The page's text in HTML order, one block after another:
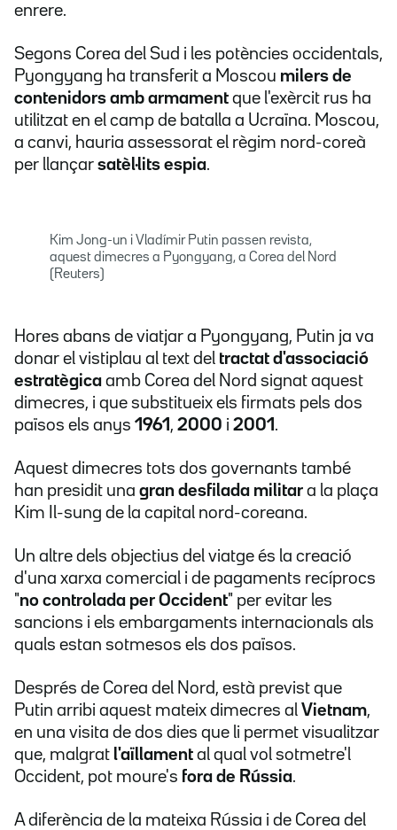
enrere.
Segons Corea del Sud i les potències occidentals,
Pyongyang ha transferit a Moscou milers de
contenidors amb armament que l'exèrcit rus ha
utilitzat en el camp de batalla a Ucraïna. Moscou,
a canvi, hauria assessorat el règim nord-coreà
per llançar satèl·lits espia.
Kim Jong-un i Vladímir Putin passen revista,
aquest dimecres a Pyongyang, a Corea del Nord
(Reuters)
Hores abans de viatjar a Pyongyang, Putin ja va
donar el vistiplau al text del tractat d'associació
estratègica amb Corea del Nord signat aquest
dimecres, i que substitueix els firmats pels dos
països els anys 1961 , 2000 i 2001 .
Aquest dimecres tots dos governants també
han presidit una gran desfilada militar a la plaça
Kim Il-sung de la capital nord-coreana.
Un altre dels objectius del viatge és la creació
d'una xarxa comercial i de pagaments recíprocs
"no controlada per Occident" per evitar les
sancions i els embargaments internacionals als
quals estan sotmesos els dos països.
Després de Corea del Nord, està previst que
Putin arribi aquest mateix dimecres al Vietnam,
en una visita de dos dies que li permet visualitzar
que, malgrat l'aïllament al qual vol sotmetre'l
Occident, pot moure's fora de Rússia.
A diferència de la mateixa Rússia i de Corea del